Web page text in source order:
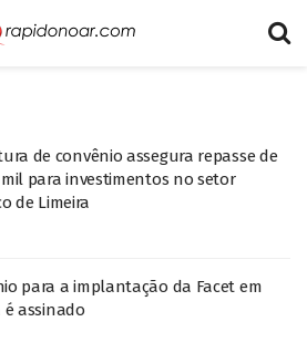
de convênio assegura repasse de
mil para investimentos no setor
de Limeira
para a implantação da Facet em
é assinado